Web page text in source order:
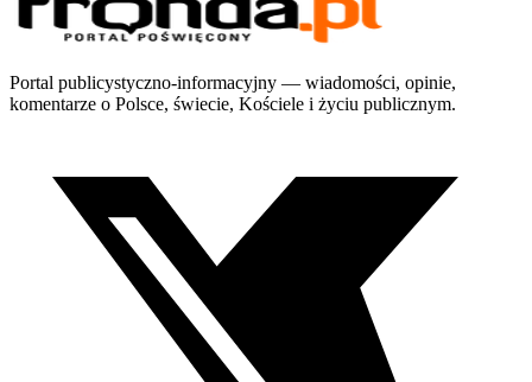
Portal publicystyczno-informacyjny — wiadomości, opinie,
komentarze o Polsce, świecie, Kościele i życiu publicznym.